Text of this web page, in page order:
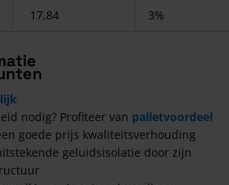
17,84 3%
nodig? Profiteer van palletvoordeel
goede prijs kwaliteitsverhouding
geluidsisolatie door zijn